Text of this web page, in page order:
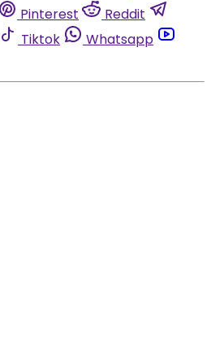
Pinterest
Reddit
Tiktok
Whatsapp